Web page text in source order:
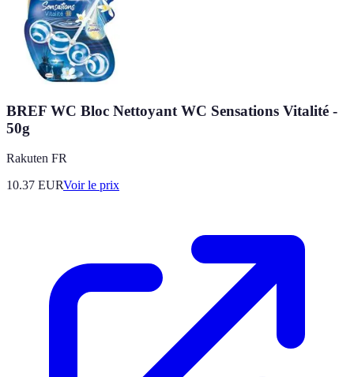
BREF WC Bloc Nettoyant WC Sensations Vitalité -
50g
Rakuten FR
10.37 EURVoir le prix